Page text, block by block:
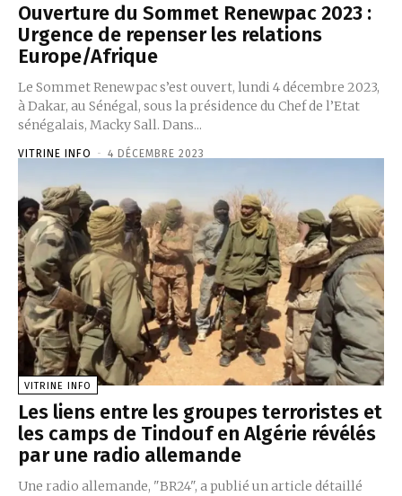
Ouverture du Sommet Renewpac 2023 :
Urgence de repenser les relations
Europe/Afrique
Le Sommet Renewpac s’est ouvert, lundi 4 décembre 2023,
à Dakar, au Sénégal, sous la présidence du Chef de l’Etat
sénégalais, Macky Sall. Dans...
VITRINE INFO - 4 DÉCEMBRE 2023
VITRINE INFO
Les liens entre les groupes terroristes et
les camps de Tindouf en Algérie révélés
par une radio allemande
Une radio allemande, "BR24", a publié un article détaillé